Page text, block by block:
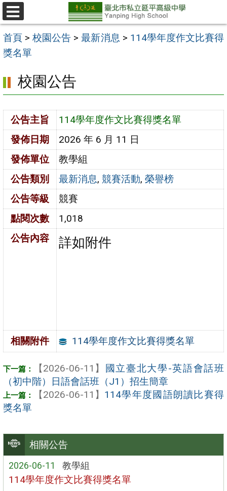
跳
至
主
要
區
選
單
首頁 >校園公告 >最新消息 > 114學年度作文比賽得
獎名單
相關公告
2026-06-11 教學組
114學年度作文比賽得獎名單
校園公告
公告主旨
114學年度作文比賽得獎名單
發佈日期
2026 年 6 月 11 日
發佈單位
教學組
公告類別
最新消息,競賽活動,榮譽榜
公告等級
競賽
點閱次數
1,018
公告內容
詳如附件
相關附件 114學年度作文比賽得獎名單
【2026-06-11】
國立臺北大學-英語會話班
（初中階）日語會話班（J1）招生簡章
【2026-06-11】 114學年度國語朗讀比賽得
獎名單